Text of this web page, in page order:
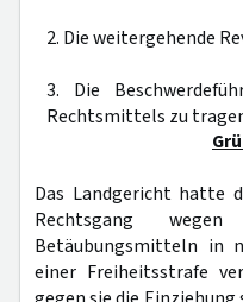
2. Die weitergehende
3. Die
Rechtsmittels zu
Das Landgericht hatte
Rechtsgang
Betäubungsmitteln in
einer Freiheitsstrafe